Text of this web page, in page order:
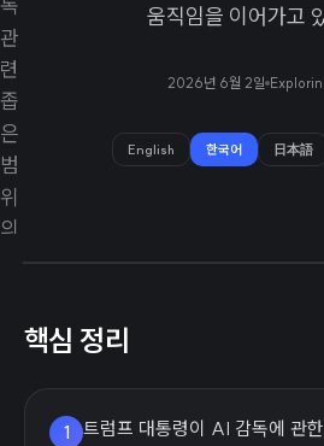
움직임을 이어가고
2026년 6월 2일
English 한국어 日本語
핵심 정리
1
트럼프 대통령이 AI 감독에 관